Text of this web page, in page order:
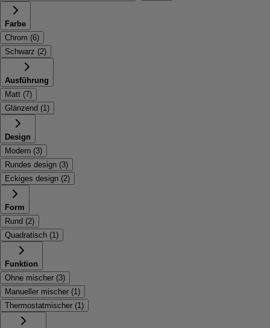
Farbe
Chrom (6)
Schwarz (2)
Ausführung
Matt (7)
Glänzend (1)
Design
Modern (3)
Rundes design (3)
Eckiges design (2)
Form
Rund (2)
Quadratisch (1)
Funktion
Ohne mischer (3)
Manueller mischer (1)
Thermostatmischer (1)